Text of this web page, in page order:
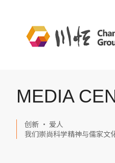
MEDIA
创新 · 爱人
我们崇尚科学精神与儒家文